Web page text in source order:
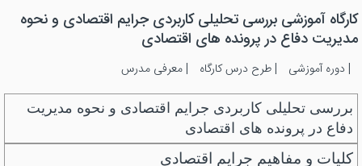
کارگاه آموزشی بررسی تحلیلی کاربردی جرایم اقتصادی و نحوه
مدیریت دفاع در پرونده های اقتصادی
| دوره آموزشی | طرح درس کارگاه | معرفی مدرس
بررسی تحلیلی کاربردی جرایم اقتصادی و نحوه مدیریت
دفاع در پرونده های اقتصادی
کلیات و مفاهیم جرایم اقتصادی